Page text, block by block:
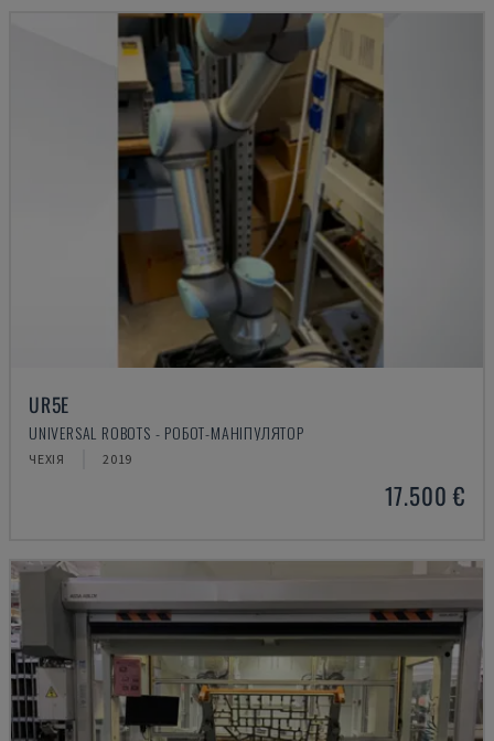
UR5E
UNIVERSAL ROBOTS - РОБОТ-МАНІПУЛЯТОР
ЧЕХІЯ 2019
17.500 €